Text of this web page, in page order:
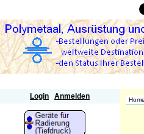
Login Anmelden Home